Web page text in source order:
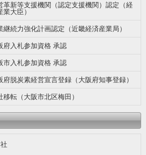
革新等支援機関（認定支援機関）認定（経
業大臣）
継続力強化計画認定（近畿経済産業局）
府入札参加資格 承認
市入札参加資格 承認
府脱炭素経営宣言登録（大阪府知事登録）
移転（大阪市北区梅田）